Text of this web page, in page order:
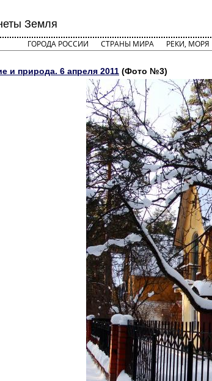
Земля
ГОРОДА РОССИИ СТРАНЫ МИРА РЕКИ, МОРЯ
и природа. 6 апреля 2011 (Фото №3)